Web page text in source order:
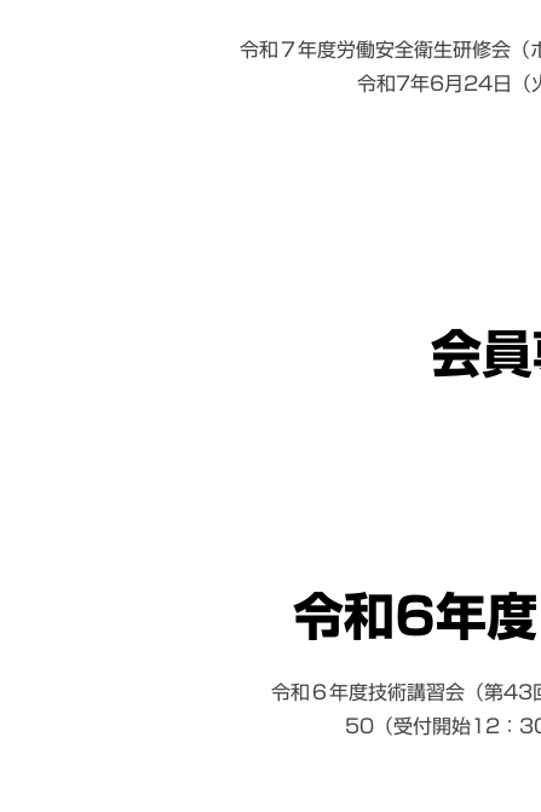
令和７年度労働安全衛生研修会
令和7年6月24日（
会
令和6年
令和６年度技術講習会（第
50（受付開始12